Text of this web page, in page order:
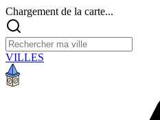
Chargement de la carte...
VILLES